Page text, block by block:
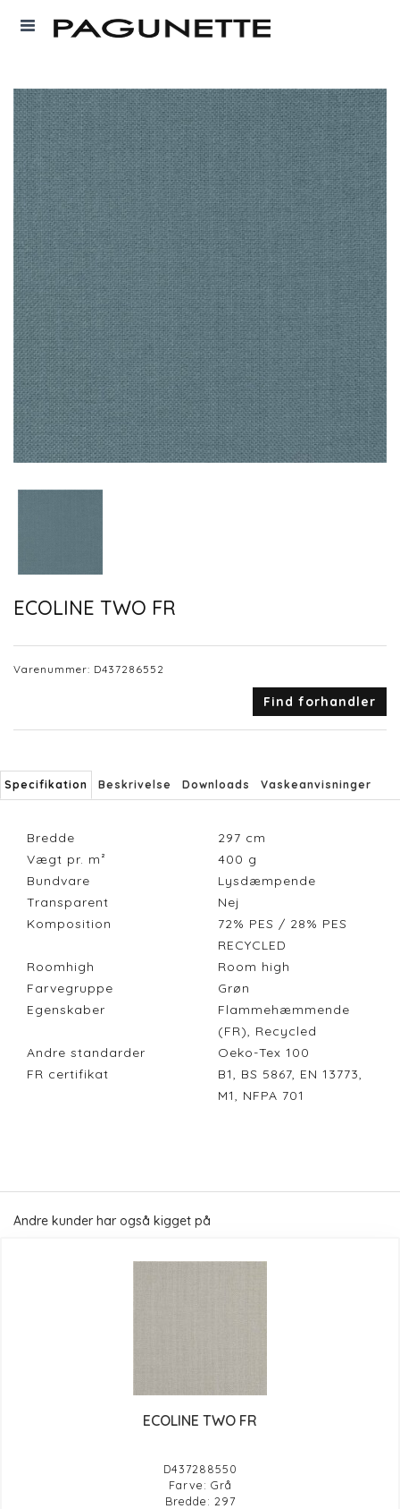
ECOLINE TWO FR
Varenummer: D437286552
Find forhandler
Specifikation Beskrivelse Downloads Vaskeanvisninger
Bredde 297 cm
Vægt pr. m²
400 g
Bundvare
Lysdæmpende
Transparent
Nej
Komposition
72% PES / 28% PES
RECYCLED
Roomhigh
Room high
Farvegruppe
Grøn
Egenskaber
Flammehæmmende
(FR), Recycled
Andre standarder
Oeko-Tex 100
FR certifikat
B1, BS 5867, EN 13773,
M1, NFPA 701
Andre kunder har også kigget på
ECOLINE TWO FR
D437288550
Farve: Grå
Bredde: 297